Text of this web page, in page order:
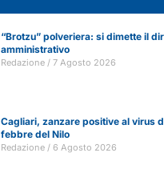
“Brotzu” polveriera: si dimette il
amministrativo
Redazione 7 Agosto 2026
Cagliari, zanzare positive al virus
febbre del Nilo
Redazione 6 Agosto 2026